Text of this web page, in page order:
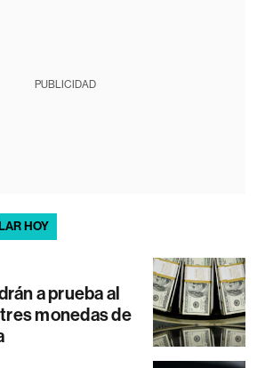
PUBLICIDAD
HOY
a prueba al
monedas de